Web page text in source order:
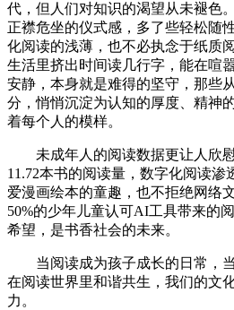
代，但人们对知识的渴望从未褪色
正襟危坐的仪式感，多了些轻松随
化阅读的浅薄，也不必执念于纸质
生活里挤出时间读几行字，能在喧
安静，本身就是难得的坚守，那些
分，悄悄沉淀为认知的厚度、精神
着每个人的模样。
未成年人的阅读数据更让人欣
11.72本书的阅读量，数字化阅读渗
爱漫画绘本的童趣，也不拒绝网络
50%的少年儿童认可AI工具带来的
希望，是书香社会的未来。
当阅读成为孩子成长的日常，
在阅读世界里和谐共生，我们的文
力。